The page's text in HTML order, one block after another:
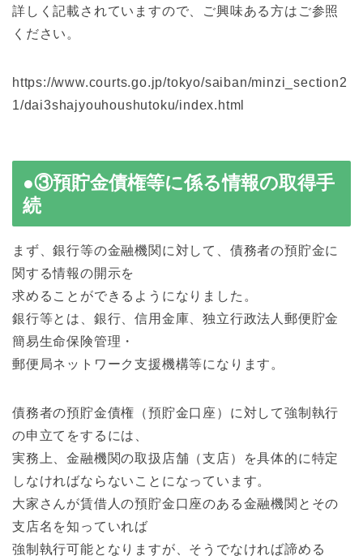
詳しく記載されていますので、ご興味ある方はご参照
ください。
https://www.courts.go.jp/tokyo/saiban/minzi_section2
1/dai3shajyouhoushutoku/index.html
●③預貯金債権等に係る情報の取得手
続
まず、銀行等の金融機関に対して、債務者の預貯金に
関する情報の開示を
求めることができるようになりました。
銀行等とは、銀行、信用金庫、独立行政法人郵便貯金
簡易生命保険管理・
郵便局ネットワーク支援機構等になります。
債務者の預貯金債権（預貯金口座）に対して強制執行
の申立てをするには、
実務上、金融機関の取扱店舗（支店）を具体的に特定
しなければならないことになっています。
大家さんが賃借人の預貯金口座のある金融機関とその
支店名を知っていれば
強制執行可能となりますが、そうでなければ諦める